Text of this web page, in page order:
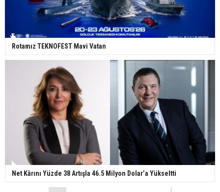
Rotamız TEKNOFEST Mavi Vatan
Net Kârını Yüzde 38 Artışla 46.5 Milyon Dolar’a Yükseltti